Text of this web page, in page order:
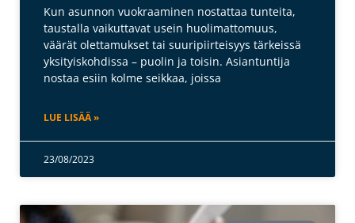
Kun asunnon vuokraaminen nostattaa tunteita,
taustalla vaikuttavat usein huolimattomuus,
väärät olettamukset tai suuripiirteisyys tärkeissä
yksityiskohdissa – puolin ja toisin. Asiantuntija
nostaa esiin kolme seikkaa, joissa
LUE LISÄÄ »
23/08/2023